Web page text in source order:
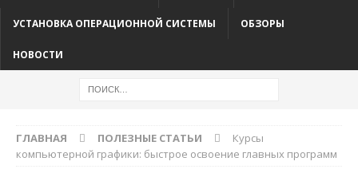
УСТАНОВКА ОПЕРАЦИОННОЙ СИСТЕМЫ ОБЗОРЫ
НОВОСТИ
ГЛАВНАЯ ПОЛЕЗНЫЕ СТАТЬИ
Курсы
компьютерной графики: быстрое освоение главных программ